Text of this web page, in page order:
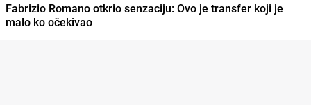
Fabrizio Romano otkrio senzaciju: Ovo je transfer koji je
malo ko očekivao